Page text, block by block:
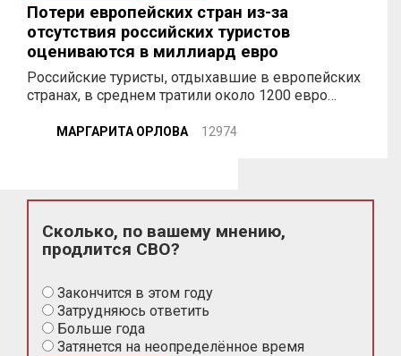
Потери европейских стран из-за
отсутствия российских туристов
оцениваются в миллиард евро
Российские туристы, отдыхавшие в европейских
странах, в среднем тратили около 1200 евро…
МАРГАРИТА ОРЛОВА 12974
Сколько, по вашему мнению,
продлится СВО?
Закончится в этом году
Затрудняюсь ответить
Больше года
Затянется на неопределённое время